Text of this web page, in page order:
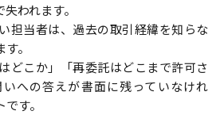
われます。
担当者は、過去の取引経緯を知らな
。
どこか」「再委託はどこまで許可さ
への答えが書面に残っていなけれ
す。